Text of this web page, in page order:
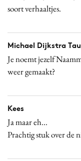
soort verhaaltjes.
Michael Dijkstra
Je noemt jezelf
weer gemaakt?
Kees
Ja maar eh...
Prachtig stuk over de